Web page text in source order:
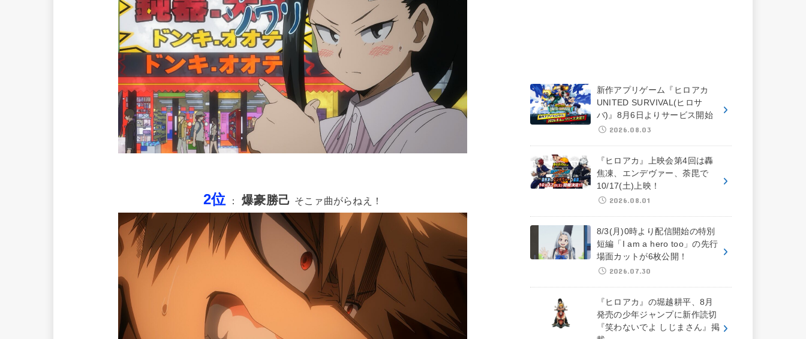
2位 ： 爆豪勝己 そこァ曲がらねえ！
新作アプリゲーム『ヒロアカ
UNITED SURVIVAL(ヒロサ
バ)』8月6日よりサービス開始
2026.08.03
『ヒロアカ』上映会第4回は轟
焦凍、エンデヴァー、荼毘で
10/17(土)上映！
2026.08.01
8/3(月)0時より配信開始の特別
短編「I am a hero too」の先行
場面カットが6枚公開！
2026.07.30
『ヒロアカ』の堀越耕平、8月
発売の少年ジャンプに新作読切
『笑わないでよ しじまさん』掲